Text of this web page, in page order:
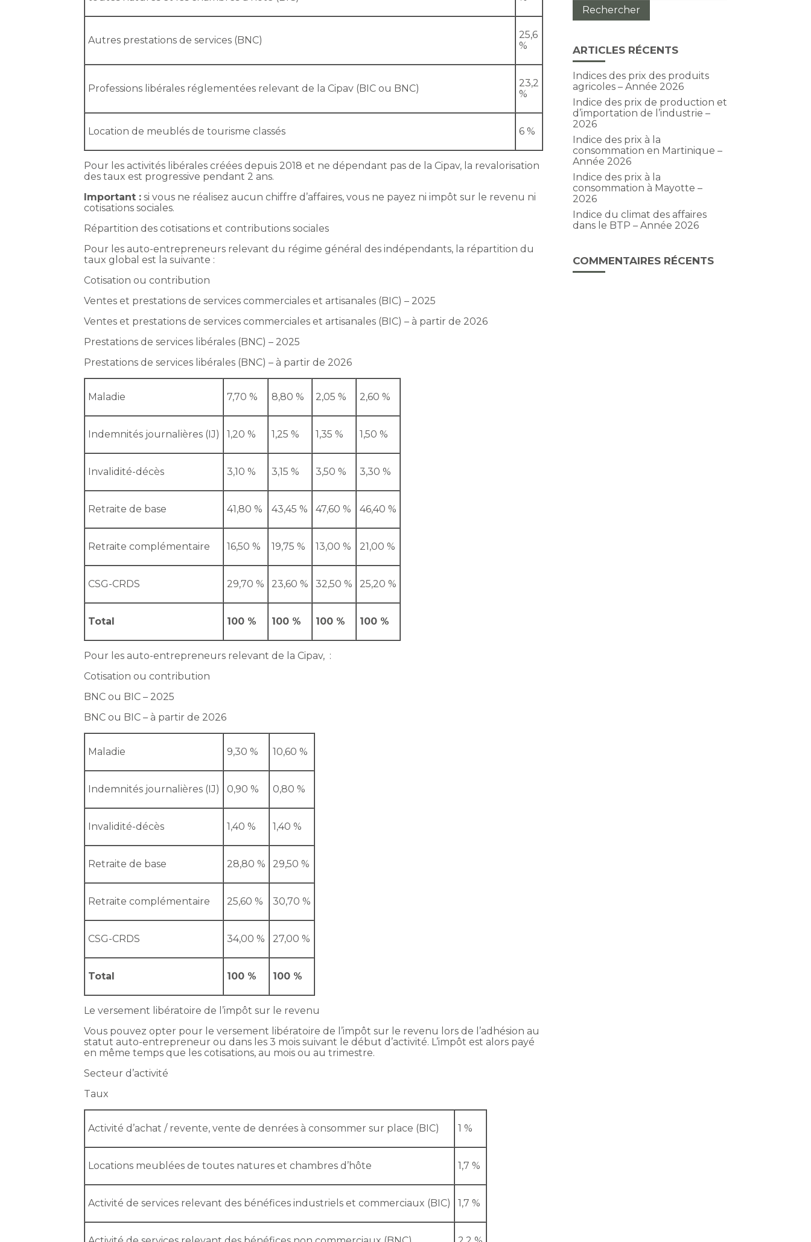
Autres prestations de services (BNC)
25,6
%
Professions libérales réglementées relevant de la Cipav (BIC ou BNC)
23,2
%
Location de meublés de tourisme classés 6 %
Pour les activités libérales créées depuis 2018 et ne dépendant pas de la Cipav, la revalorisation
des taux est progressive pendant 2 ans.
Important : si vous ne réalisez aucun chiffre d’affaires, vous ne payez ni impôt sur le revenu ni
cotisations sociales.
Répartition des cotisations et contributions sociales
Pour les auto-entrepreneurs relevant du régime général des indépendants, la répartition du
taux global est la suivante :
Cotisation ou contribution
Ventes et prestations de services commerciales et artisanales (BIC) – 2025
Ventes et prestations de services commerciales et artisanales (BIC) – à partir de 2026
Prestations de services libérales (BNC) – 2025
Prestations de services libérales (BNC) – à partir de 2026
Maladie 7,70 % 8,80 % 2,05 % 2,60 %
Indemnités journalières (IJ) 1,20 % 1,25 % 1,35 % 1,50 %
Invalidité-décès 3,10 % 3,15 % 3,50 % 3,30 %
Retraite de base 41,80 % 43,45 % 47,60 % 46,40 %
Retraite complémentaire 16,50 % 19,75 % 13,00 % 21,00 %
CSG-CRDS 29,70 % 23,60 % 32,50 % 25,20 %
Total 100 % 100 % 100 % 100 %
Pour les auto-entrepreneurs relevant de la Cipav, :
Cotisation ou contribution
BNC ou BIC – 2025
BNC ou BIC – à partir de 2026
Maladie 9,30 % 10,60 %
Indemnités journalières (IJ) 0,90 % 0,80 %
Invalidité-décès 1,40 % 1,40 %
Retraite de base 28,80 % 29,50 %
Retraite complémentaire 25,60 % 30,70 %
CSG-CRDS 34,00 % 27,00 %
Total 100 % 100 %
Le versement libératoire de l’impôt sur le revenu
Vous pouvez opter pour le versement libératoire de l’impôt sur le revenu lors de l’adhésion au
statut auto-entrepreneur ou dans les 3 mois suivant le début d’activité. L’impôt est alors payé
en même temps que les cotisations, au mois ou au trimestre.
Secteur d’activité
Taux
Activité d’achat / revente, vente de denrées à consommer sur place (BIC) 1 %
Locations meublées de toutes natures et chambres d’hôte 1,7 %
Activité de services relevant des bénéfices industriels et commerciaux (BIC) 1,7 %
ARTICLES RÉCENTS
Indices des prix des produits
agricoles – Année 2026
Indice des prix de production et
d’importation de l’industrie –
2026
Indice des prix à la
consommation en Martinique –
Année 2026
Indice des prix à la
consommation à Mayotte –
2026
Indice du climat des affaires
dans le BTP – Année 2026
COMMENTAIRES RÉCENTS